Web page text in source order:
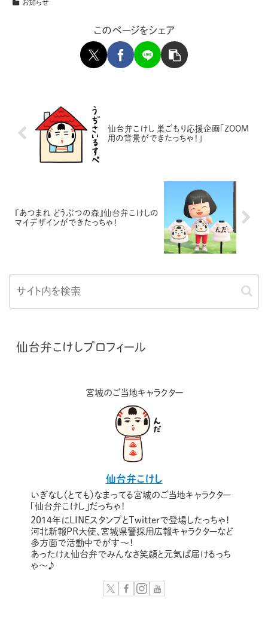
お知らせ
このページをシェア
仙台弁こけし 巣ごもり応援企画「ZOOM
用の背景ができたっちゃ！」
『あつまれ どうぶつの森』仙台弁こけしの
マイデザインができたっちゃ！
仙台弁こけしプロフィール
宮城のご当地キャラクター
仙台弁こけし
いぎなし（とても）なまってる宮城のご当地キャラクター
「仙台弁こけし」だっちゃ！
2014年にLINEスタンプとTwitterで登場したっちゃ！
河北新報PR大使、宮城県警採用広報キャラクターなど
多方面で活動中でがす〜！
あったけぇ仙台弁でみんなさ笑顔と元気ば届けるっち
ゃ～♪